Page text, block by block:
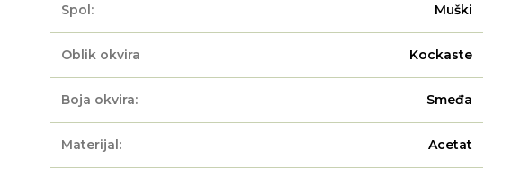
Spol: Muški
Oblik okvira Kockaste
Boja okvira: Smeđa
Materijal: Acetat